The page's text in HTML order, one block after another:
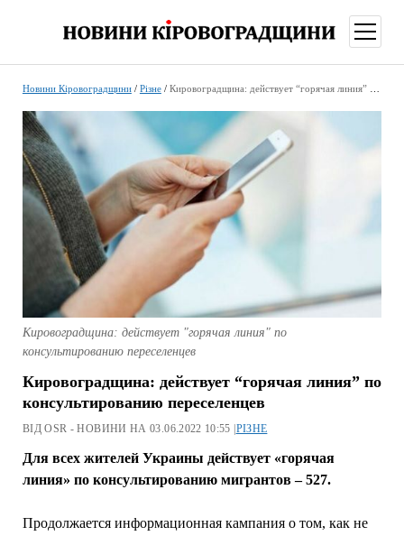
меню
Новини Кіровоградщини/ Різне/ Кировоградщина: действует “горячая линия” по консультированию переселенцев
Кировоградщина: действует "горячая линия" по
консультированию переселенцев
Кировоградщина: действует “горячая линия” по
консультированию переселенцев
ВІД OSR - НОВИНИ НА 03.06.2022 10:55 | РІЗНЕ
Для всех жителей Украины действует «горячая
линия» по консультированию мигрантов – 527.
Продолжается информационная кампания о том, как не